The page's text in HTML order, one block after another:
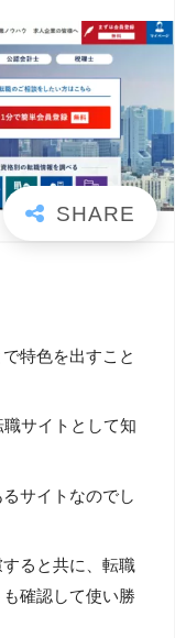
特色を出すこと
サイトとして知
サイトなのでし
ると共に、転職
確認して使い勝